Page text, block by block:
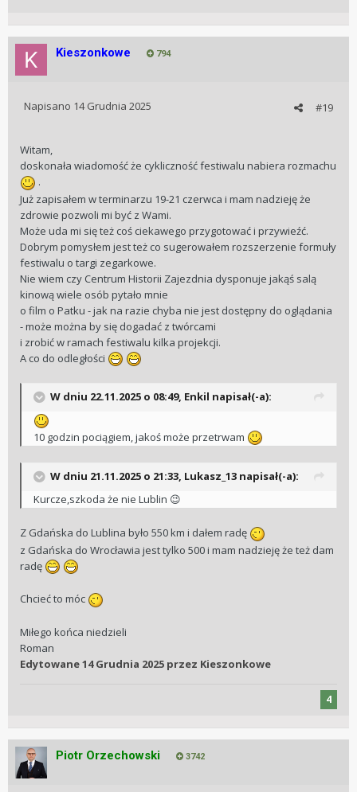
Kieszonkowe 794
#19
Napisano 14 Grudnia 2025
Witam,
doskonała wiadomość że cykliczność festiwalu nabiera rozmachu
.
Już zapisałem w terminarzu 19-21 czerwca i mam nadzieję że
zdrowie pozwoli mi być z Wami.
Może uda mi się też coś ciekawego przygotować i przywieźć.
Dobrym pomysłem jest też co sugerowałem rozszerzenie formuły
festiwalu o targi zegarkowe.
Nie wiem czy Centrum Historii Zajezdnia dysponuje jakąś salą
kinową wiele osób pytało mnie
o film o Patku - jak na razie chyba nie jest dostępny do oglądania
- może można by się dogadać z twórcami
i zrobić w ramach festiwalu kilka projekcji.
A co do odległości
W dniu 22.11.2025 o 08:49, Enkil napisał(-a):
10 godzin pociągiem, jakoś może przetrwam
W dniu 21.11.2025 o 21:33, Lukasz_13 napisał(-a):
Kurcze,szkoda że nie Lublin 😉
Z Gdańska do Lublina było 550 km i dałem radę
z Gdańska do Wrocławia jest tylko 500 i mam nadzieję że też dam
radę
Chcieć to móc
Miłego końca niedzieli
Roman
Edytowane14 Grudnia 2025 przez Kieszonkowe
4
Piotr Orzechowski 3742